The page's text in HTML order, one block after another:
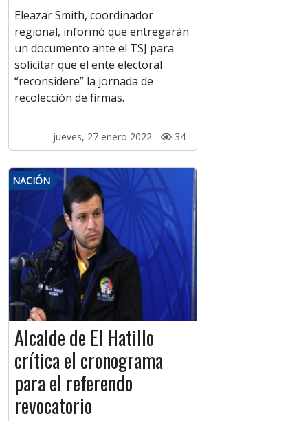
Eleazar Smith, coordinador
regional, informó que entregarán
un documento ante el TSJ para
solicitar que el ente electoral
“reconsidere” la jornada de
recolección de firmas.
jueves, 27 enero 2022 - 34
NACIÓN
Alcalde de El Hatillo
crítica el cronograma
para el referendo
revocatorio